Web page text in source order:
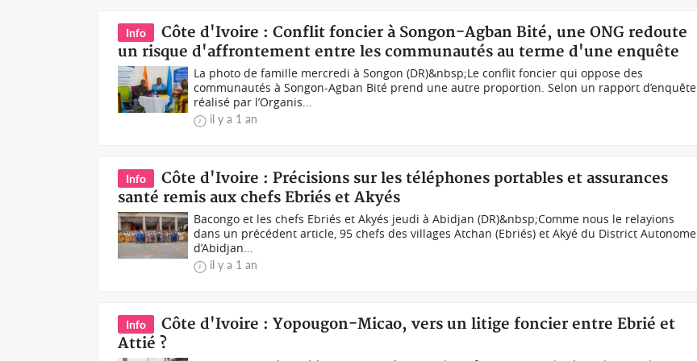
Info
Côte d'Ivoire : Conflit foncier à Songon-Agban Bité, une ONG redoute
un risque d'affrontement entre les communautés au terme d'une enquête
La photo de famille mercredi à Songon (DR)&nbsp;Le conflit foncier qui oppose des
communautés à Songon-Agban Bité prend une autre proportion. Selon un rapport d’enquête
réalisé par l’Organis...
il y a 1 an
Info
Côte d'Ivoire : Précisions sur les téléphones portables et assurances
santé remis aux chefs Ebriés et Akyés
Bacongo et les chefs Ebriés et Akyés jeudi à Abidjan (DR)&nbsp;Comme nous le relayions
dans un précédent article, 95 chefs des villages Atchan (Ebriés) et Akyé du District Autonome
d’Abidjan...
il y a 1 an
Info
Côte d'Ivoire : Yopougon-Micao, vers un litige foncier entre Ebrié et
Attié ?